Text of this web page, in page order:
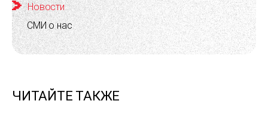
Новости
СМИ о нас
ЧИТАЙТЕ ТАКЖЕ